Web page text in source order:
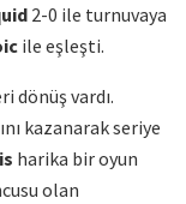
2-0 ile turnuvaya
ile eşleşti.
dönüş vardı.
kazanarak seriye
harika bir oyun
olan